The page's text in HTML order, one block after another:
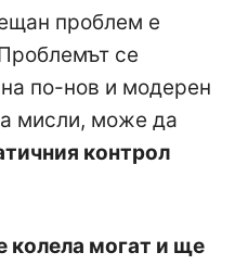
проблем е
се
по-нов и модерен
мисли, може да
контрол
колела могат и ще